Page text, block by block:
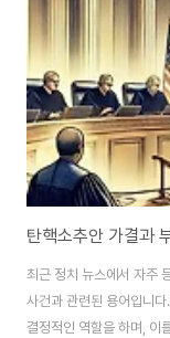
탄핵소추안 가결과
최근 정치 뉴스에서 자주
사건과 관련된 용어입니
결정적인 역할을 하며, 이